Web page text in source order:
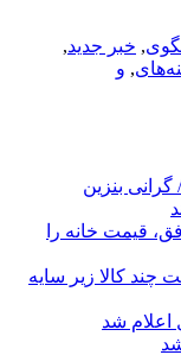
, خبر جدید,
, و
گرانی بنزین
قیمت خانه را
چند کالا زیر سایه
اعلام شد